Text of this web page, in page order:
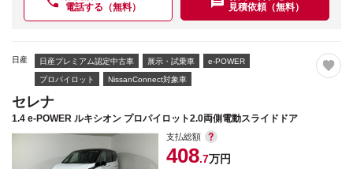
電話する（無料）
見積依頼（無料）
日産 日産プレミアム認定中古車 展示・試乗車 e-POWER
プロパイロット NissanConnect対象車
セレナ
1.4 e-POWER ルキシオン プロパイロット2.0両側電動スライドドア
支払総額
408.7万円